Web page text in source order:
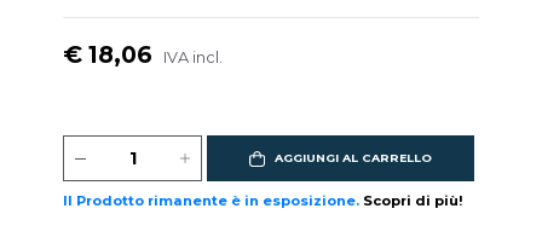
€ 18,06 IVA incl.
AGGIUNGI AL CARRELLO
Il Prodotto rimanente è in esposizione. Scopri di più!